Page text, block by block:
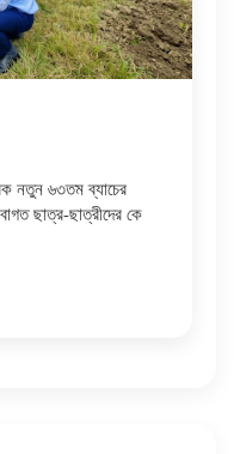
নতুন ৬৩তম ব্যাচের
ছাত্র-ছাত্রীদের কে